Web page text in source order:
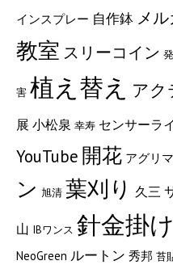
インスプレー 自作鉢 メル
教室 スリーコイン
害 植え替え アク
展 小松泉 幸寿 センサーラ
YouTube 開花 アグリ
ン 旭清 葉刈り 久三
山 IBワンス 針金掛け
NeoGreen ルートン 秀邦 苔